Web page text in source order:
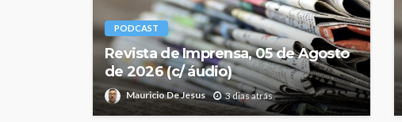
PODCAST
Revista de Imprensa, 05 de Agosto
de 2026 (c/ áudio)
Mauricio De Jesus 3 dias atrás